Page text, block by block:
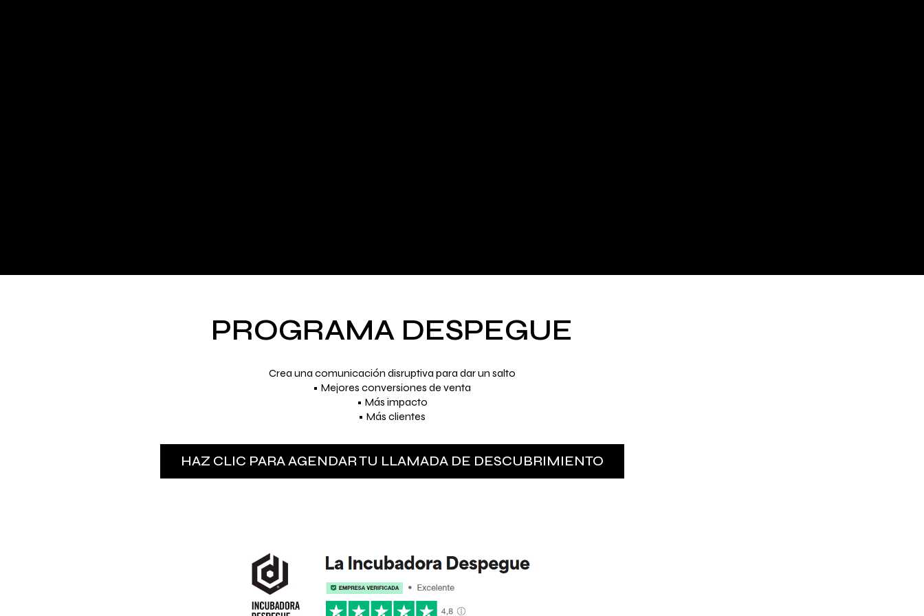
PROGRAMA DESPEGUE
Crea una comunicación disruptiva para dar un salto
• Mejores conversiones de venta
• Más impacto
• Más clientes
HAZ CLIC PARA AGENDAR TU LLAMADA DE DESCUBRIMIENTO